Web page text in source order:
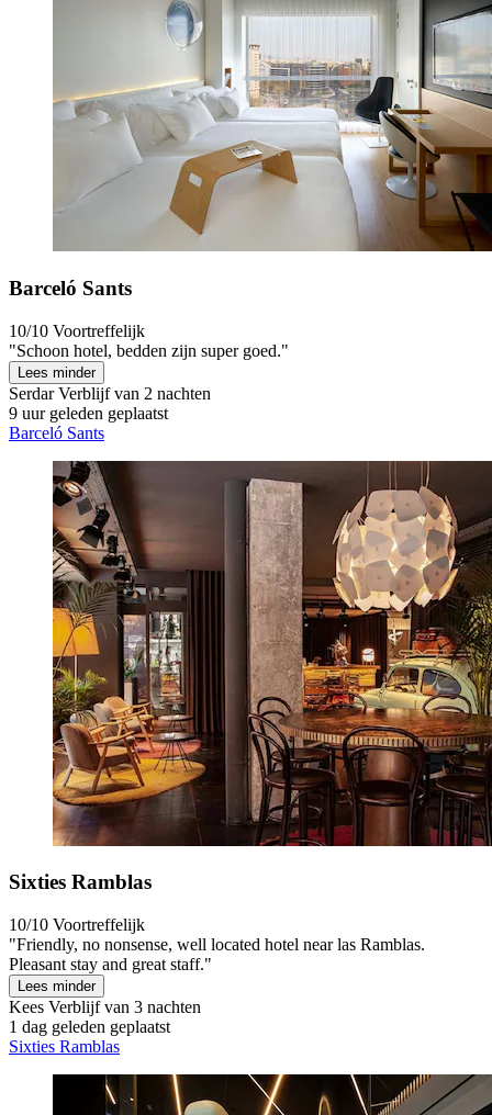
Barceló Sants
10/10 Voortreffelijk
"Schoon hotel, bedden zijn super goed."
Lees minder
SerdarVerblijf van 2 nachten
9 uur geleden geplaatst
Barceló Sants
Sixties Ramblas
10/10 Voortreffelijk
"Friendly, no nonsense, well located hotel near las Ramblas.
Pleasant stay and great staff."
Lees minder
Kees Verblijf van 3 nachten
1 dag geleden geplaatst
Sixties Ramblas